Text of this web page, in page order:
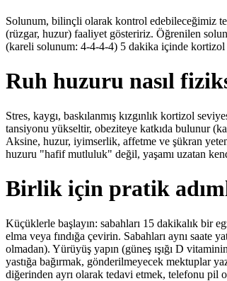
Solunum, bilinçli olarak kontrol edebileceğimiz
(rüzgar, huzur) faaliyet gösteririz. Öğrenilen
(kareli solunum: 4-4-4-4) 5 dakika içinde kortizol
Ruh huzuru nasıl
Stres, kaygı, baskılanmış kızgınlık kortizol
tansiyonu yükseltir, obeziteye katkıda bulunur
Aksine, huzur, iyimserlik, affetme ve şükran
huzuru "hafif mutluluk" değil, yaşamı uzatan
Birlik için pratik
Küçüklerle başlayın: sabahları 15 dakikalık bir
elma veya fındığa çevirin. Sabahları aynı saate
olmadan). Yürüyüş yapın (güneş ışığı D
yastığa bağırmak, gönderilmeyecek mektuplar
diğerinden ayrı olarak tedavi etmek, telefonu pil